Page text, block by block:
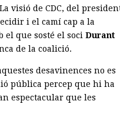
visió de CDC, del
i el camí cap a la
el que sosté el soci Durant
de la coalició.
desavinences no es
pública percep que hi ha
espectacular que les